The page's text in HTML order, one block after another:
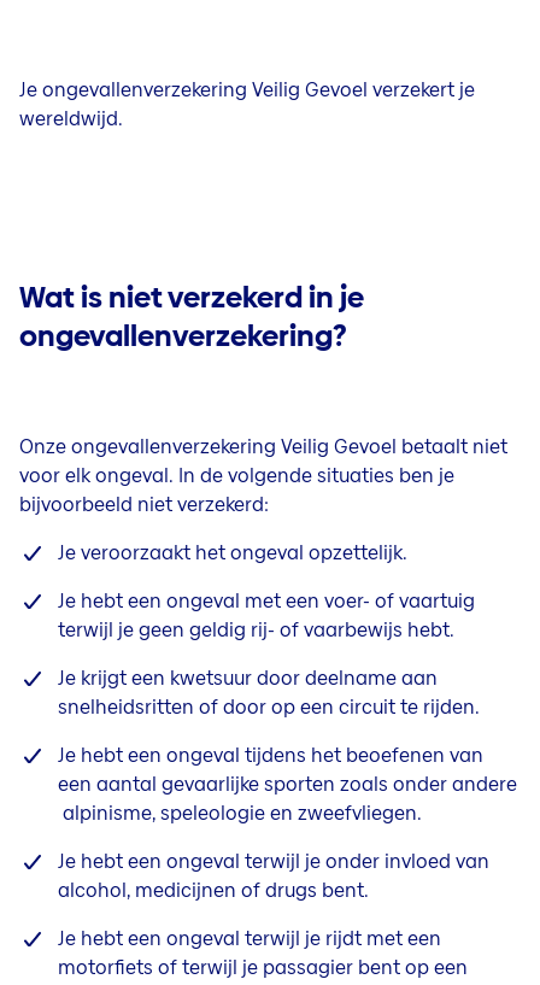
Je ongevallenverzekering Veilig Gevoel verzekert je
wereldwijd.
Wat is niet verzekerd in je
ongevallenverzekering?
Onze ongevallenverzekering Veilig Gevoel betaalt niet
voor elk ongeval. In de volgende situaties ben je
bijvoorbeeld niet verzekerd:
Je veroorzaakt het ongeval opzettelijk.
Je hebt een ongeval met een voer- of vaartuig
terwijl je geen geldig rij- of vaarbewijs hebt.
Je krijgt een kwetsuur door deelname aan
snelheidsritten of door op een circuit te rijden.
Je hebt een ongeval tijdens het beoefenen van
een aantal gevaarlijke sporten zoals onder andere
alpinisme, speleologie en zweefvliegen.
Je hebt een ongeval terwijl je onder invloed van
alcohol, medicijnen of drugs bent.
Je hebt een ongeval terwijl je rijdt met een
motorfiets of terwijl je passagier bent op een